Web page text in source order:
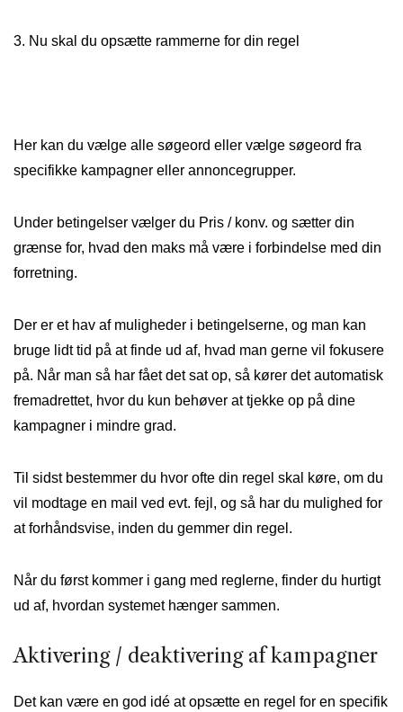
3. Nu skal du opsætte rammerne for din regel
Her kan du vælge alle søgeord eller vælge søgeord fra
specifikke kampagner eller annoncegrupper.
Under betingelser vælger du Pris / konv. og sætter din
grænse for, hvad den maks må være i forbindelse med din
forretning.
Der er et hav af muligheder i betingelserne, og man kan
bruge lidt tid på at finde ud af, hvad man gerne vil fokusere
på. Når man så har fået det sat op, så kører det automatisk
fremadrettet, hvor du kun behøver at tjekke op på dine
kampagner i mindre grad.
Til sidst bestemmer du hvor ofte din regel skal køre, om du
vil modtage en mail ved evt. fejl, og så har du mulighed for
at forhåndsvise, inden du gemmer din regel.
Når du først kommer i gang med reglerne, finder du hurtigt
ud af, hvordan systemet hænger sammen.
Aktivering / deaktivering af kampagner
Det kan være en god idé at opsætte en regel for en specifik